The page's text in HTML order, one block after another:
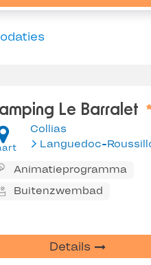
Le Barralet
Collias
Languedoc-
Animatieprogramma
Buitenzwembad
Details